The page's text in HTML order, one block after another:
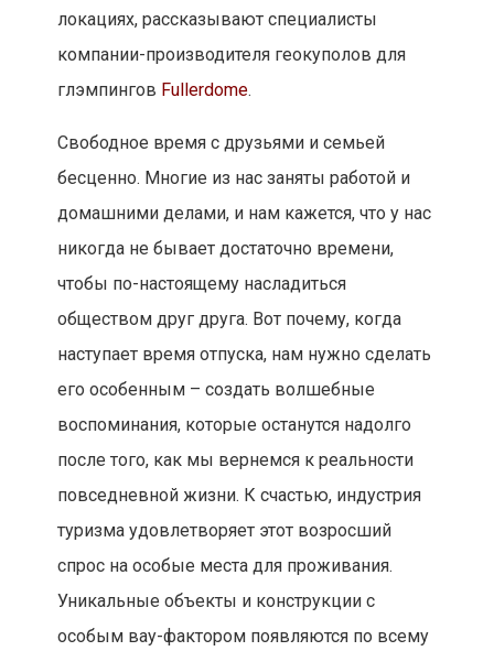
локациях, рассказывают специалисты
компании-производителя геокуполов для
глэмпингов Fullerdome.
Свободное время с друзьями и семьей
бесценно. Многие из нас заняты работой и
домашними делами, и нам кажется, что у нас
никогда не бывает достаточно времени,
чтобы по-настоящему насладиться
обществом друг друга. Вот почему, когда
наступает время отпуска, нам нужно сделать
его особенным – создать волшебные
воспоминания, которые останутся надолго
после того, как мы вернемся к реальности
повседневной жизни. К счастью, индустрия
туризма удовлетворяет этот возросший
спрос на особые места для проживания.
Уникальные объекты и конструкции с
особым вау-фактором появляются по всему